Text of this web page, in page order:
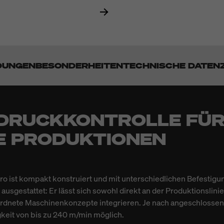
BESONDERHEITENTECHNISCHE DATEN
PRODUKTIONEN
ist kompakt konstruiert und mit unterschiedlichen
Er lässt sich sowohl direkt an der
Maschinenkonzepte integrieren. Je nach
von bis zu 240 m/min möglich.